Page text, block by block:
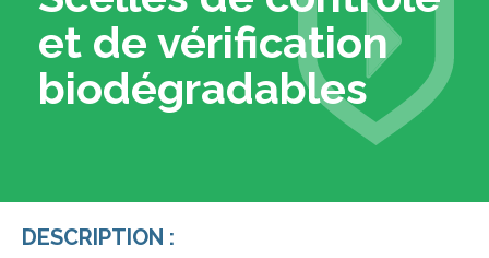
et de vérification
biodégradables
DESCRIPTION :